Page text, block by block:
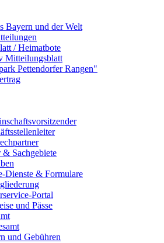
Bayern und der Welt
/ Heimatbote
Mitteilungsblatt
Pettendorfer Rangen"
& Sachgebiete
Dienste & Formulare
Portal
und Pässe
und Gebühren